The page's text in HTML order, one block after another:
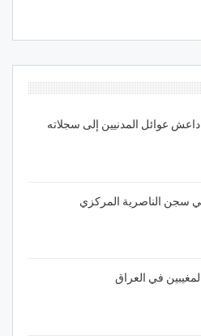
عوائل المدنيين إلى سجلاته
سجن الناصرية المركزي
في العراق